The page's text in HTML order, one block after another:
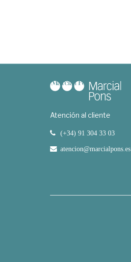
Atención al cliente
(+34) 91 304 33 03
atencion@marcialpons.es